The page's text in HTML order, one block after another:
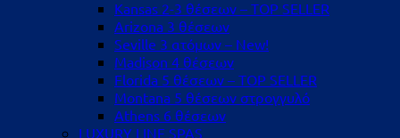
Kansas 2-3 θέσεων – TOP SELLER
Arizona 3 θέσεων
Seville 3 ατόμων – New!
Madison 4 θέσεων
Florida 5 θέσεων – TOP SELLER
Montana 5 θέσεων στρογγυλό
Athens 6 θέσεων
LUXURY LINE SPAS